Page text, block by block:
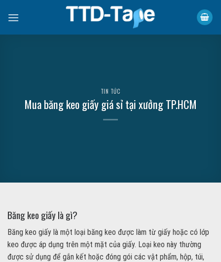
TIN TỨC
Mua băng keo giấy giá sỉ tại xưởng TP.HCM
Băng keo giấy là gì?
Băng keo giấy là một loại băng keo được làm từ giấy hoặc có lớp
keo được áp dụng trên một mặt của giấy. Loại keo này thường
được sử dụng để gắn kết hoặc đóng gói các vật phẩm, hộp, túi,